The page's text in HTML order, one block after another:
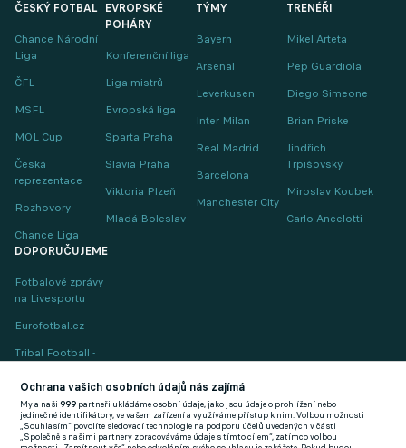
ČESKÝ FOTBAL
Chance Národní
Liga
ČFL
MSFL
MOL Cup
Česká
reprezentace
Rozhovory
Chance Liga
EVROPSKÉ
POHÁRY
Konferenční liga
Liga mistrů
Evropská liga
Sparta Praha
Slavia Praha
Viktoria Plzeň
Mladá Boleslav
TÝMY
Bayern
Arsenal
Leverkusen
Inter Milan
Real Madrid
Barcelona
Manchester City
TRENÉŘI
Mikel Arteta
Pep Guardiola
Diego Simeone
Brian Priske
Jindřich
Trpišovský
Miroslav Koubek
Carlo Ancelotti
DOPORUČUJEME
Fotbalové zprávy
na Livesportu
Eurofotbal.cz
Tribal Football -
(EN)
FlashFutbal (SK)
Tenisportal.cz
Ochrana vašich osobních údajů nás zajímá
My a naši999 partneři ukládáme osobní údaje, jako jsou údaje o prohlížení nebo
jedinečné identifikátory, ve vašem zařízení a využíváme přístup k nim. Volbou možnosti
„Souhlasím“ povolíte sledovací technologie na podporu účelů uvedených v části
„Společně s našimi partnery zpracováváme údaje s tímto cílem“, zatímco volbou